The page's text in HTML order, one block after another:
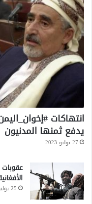
ج
ا
ب
ة
انتهاكات
يدفع ثمنها المدنيون
27 يوليو 2023
25 يوليو 2023